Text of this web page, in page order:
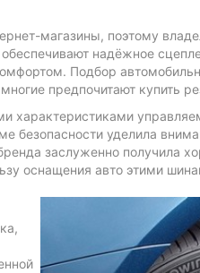
магазины, поэтому
надёжное
Подбор
предпочитают купить
характеристиками
безопасности уделила
заслуженно получила
оснащения авто этими